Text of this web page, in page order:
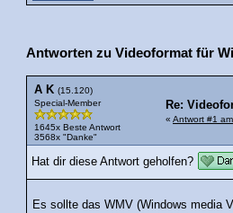
Antworten zu Videoformat für
A K (15.120)
Special-Member
1645x Beste Antwort
3568x "Danke"
Re:
« Antwort #1 am
Hat dir diese Antwort geholfen?
Es sollte das WMV (Windows media